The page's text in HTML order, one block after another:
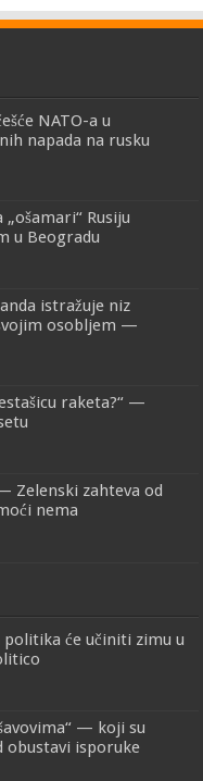
NATO-a u
napada na rusku
Rusiju
u Beogradu
istražuje niz
osobljem —
raketa?“ —
Zelenski zahteva od
nema
će učiniti zimu u
— koji su
obustavi isporuke